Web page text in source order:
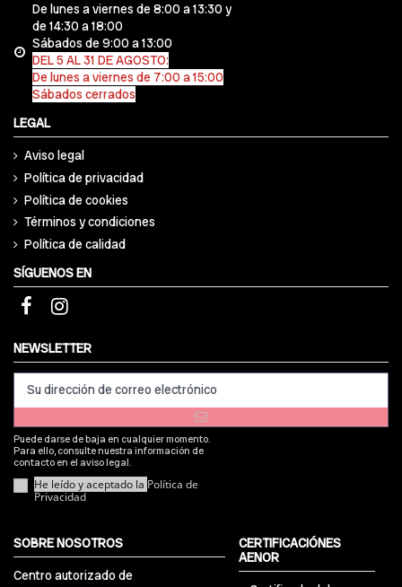
De lunes a viernes de 8:00 a 13:30 y
de 14:30 a 18:00
Sábados de 9:00 a 13:00
DEL 5 AL 31 DE AGOSTO:
De lunes a viernes de 7:00 a 15:00
Sábados cerrados
LEGAL
Aviso legal
Política de privacidad
Política de cookies
Términos y condiciones
Política de calidad
SÍGUENOS EN
NEWSLETTER
Puede darse de baja en cualquier momento.
Para ello, consulte nuestra información de
contacto en el aviso legal.
He leído y aceptado la Política de
Privacidad
SOBRE NOSOTROS
Centro autorizado de
CERTIFICACIÓNES
AENOR